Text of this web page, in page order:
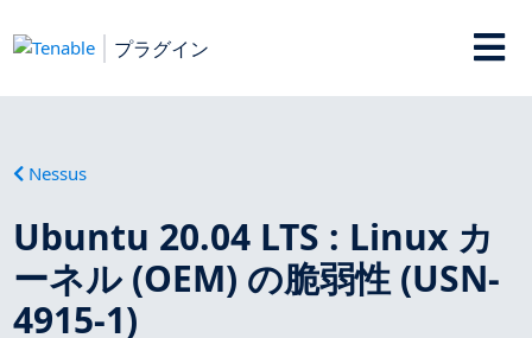
プラグイン
Nessus
Ubuntu 20.04 LTS : Linux カ
ーネル (OEM) の脆弱性 (USN-
4915-1)